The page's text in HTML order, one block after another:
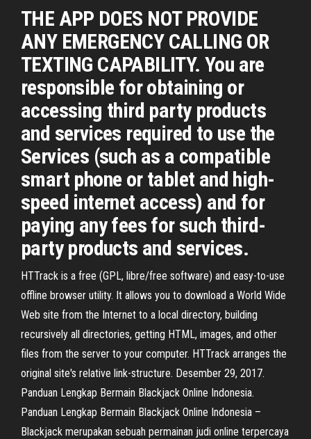
THE APP DOES NOT PROVIDE
ANY EMERGENCY CALLING OR
TEXTING CAPABILITY. You are
responsible for obtaining or
accessing third party products
and services required to use the
Services (such as a compatible
smart phone or tablet and high-
speed internet access) and for
paying any fees for such third-
party products and services.
HTTrack is a free (GPL, libre/free software) and easy-to-use
offline browser utility. It allows you to download a World Wide
Web site from the Internet to a local directory, building
recursively all directories, getting HTML, images, and other
files from the server to your computer. HTTrack arranges the
original site's relative link-structure. Desember 29, 2017.
Panduan Lengkap Bermain Blackjack Online Indonesia.
Panduan Lengkap Bermain Blackjack Online Indonesia –
Blackjack merupakan sebuah permainan judi online terpercaya